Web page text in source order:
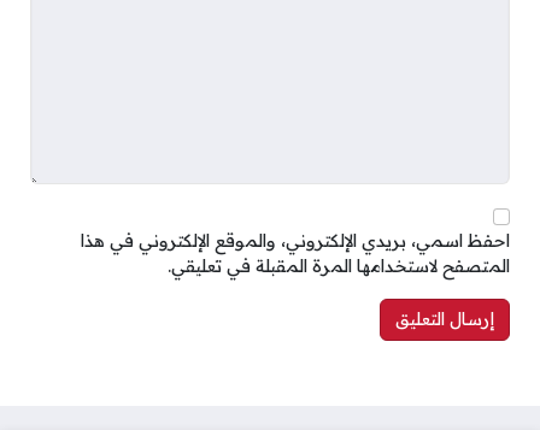
احفظ اسمي، بريدي الإلكتروني، والموقع الإلكتروني في هذا
المتصفح لاستخدامها المرة المقبلة في تعليقي.